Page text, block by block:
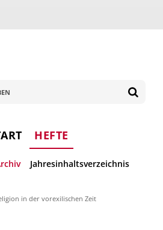
HEFTE
Jahresinhaltsverzeichnis
in der vorexilischen Zeit